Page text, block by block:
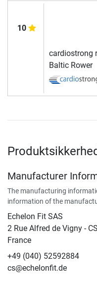
10
cardiostrong
Baltic Rower
Manufacturer
The manufacturing
information of the
Echelon Fit SAS
2 Rue Alfred de Vigny -
France
+49 (040) 52592884
cs@echelonfit.de